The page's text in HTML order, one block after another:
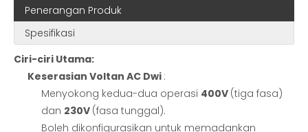
Penerangan Produk
Spesifikasi
Ciri-ciri Utama:
Keserasian Voltan AC Dwi :
Menyokong kedua-dua operasi 400V (tiga fasa)
dan 230V (fasa tunggal).
Boleh dikonfigurasikan untuk memadankan